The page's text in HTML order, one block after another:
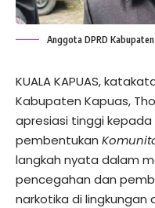
Anggota DPRD
KUALA KAPUAS,
Kabupaten Kapuas,
apresiasi tinggi
pembentukan
langkah nyata dalam
pencegahan dan
narkotika di lingkungan